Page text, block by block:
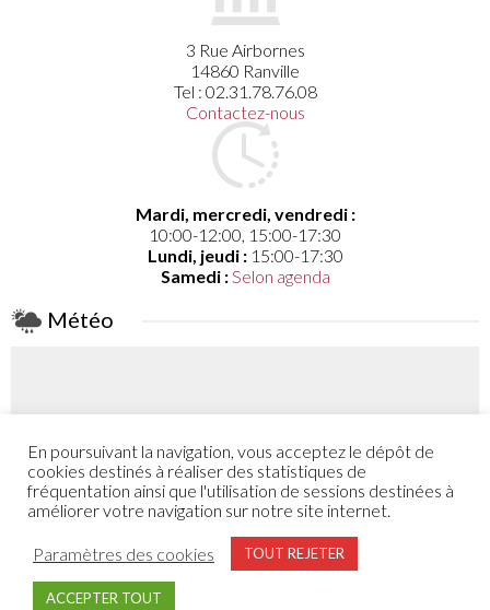
3 Rue Airbornes
14860 Ranville
Tel : 02.31.78.76.08
Contactez-nous
Mardi, mercredi, vendredi :
10:00-12:00, 15:00-17:30
Lundi, jeudi :15:00-17:30
Samedi :Selon agenda
Météo
Coefficient
52 - 48
En poursuivant la navigation, vous acceptez le dépôt de
cookies destinés à réaliser des statistiques de
fréquentation ainsi que l'utilisation de sessions destinées à
améliorer votre navigation sur notre site internet.
Paramètres des cookies TOUT REJETER
ACCEPTER TOUT